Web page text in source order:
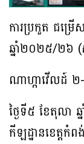
ការប្រកួត ជម្រ
ឆ្នាំ២០២៥/២៦
ណាហ្កាវើលដ៍
ថ្ងៃទី៥ ខែតុលា
កីឡដ្ឋានខេត្តកំ